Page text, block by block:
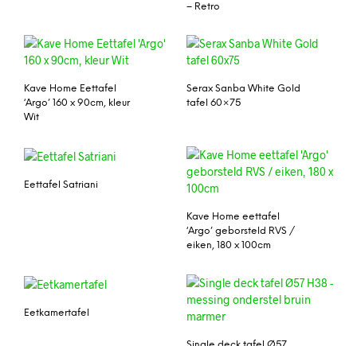
– Retro
Kave Home Eettafel
‘Argo’ 160 x 90cm, kleur
Wit
Serax Sanba White Gold
tafel 60×75
Eettafel Satriani
Kave Home eettafel
‘Argo’ geborsteld RVS /
eiken, 180 x 100cm
Eetkamertafel